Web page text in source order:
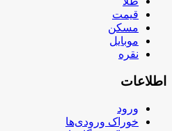
قیمت
مسکن
موبایل
نقره
اطلاعات
ورود
خوراک ورودی‌ها